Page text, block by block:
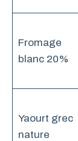
Fromage
blanc 20%
Yaourt grec
nature